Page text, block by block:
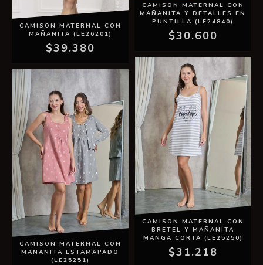
CAMISON MATERNAL CON
MAÑANITA (LE26201)
$39.380
CAMISON MATERNAL CON
MAÑANITA Y DETALLES EN
PUNTILLA (LE24840)
$30.600
CAMISON MATERNAL CON
MAÑANITA ESTAMAPADO
(LE25251)
CAMISON MATERNAL CON
BRETEL Y MAÑANITA
MANGA CORTA (LE25250)
$31.218